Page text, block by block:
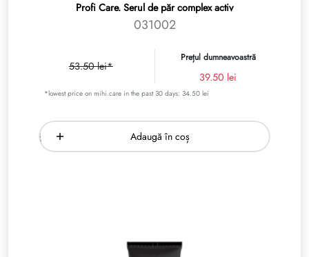
Profi Care. Serul de păr complex activ
031002
53.50 lei*
Prețul dumneavoastră
39.50 lei
*lowest price on mihi.care in the past 30 days: 34.50 lei
Adaugă în coș